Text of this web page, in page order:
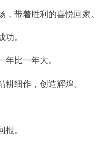
带着胜利的喜悦回家。
功。
年比一年大。
耕细作，创造辉煌。
报。